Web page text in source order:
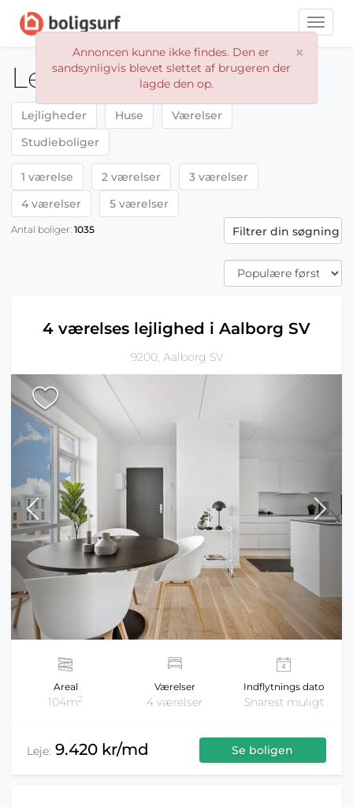
Toggle
×
Annoncen kunne ikke findes. Den er
sandsynligvis blevet slettet af brugeren der
lagde den op.
Lejeboliger Aalborg
Lejligheder Huse
Værelser
Studieboliger
1 værelse 2 værelser
3 værelser
4 værelser
5 værelser
Antal boliger: 1035 Filtrer din søgning
4 værelses lejlighed i Aalborg SV
9200, Aalborg SV
Areal
104m2
Værelser
4 værelser
Indflytnings dato
Snarest muligt
Leje: 9.420 kr/md Se boligen